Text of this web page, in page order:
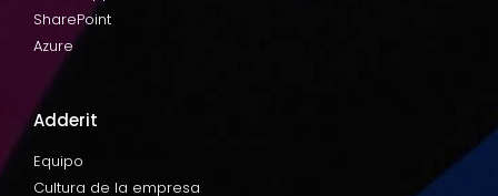
SharePoint
Azure
Adderit
Equipo
Cultura de la empresa